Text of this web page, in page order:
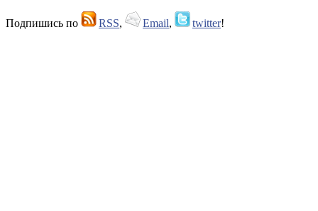
Подпишись по RSS, Email, twitter!